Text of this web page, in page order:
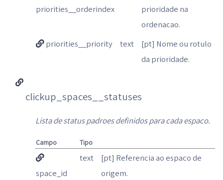
priorities__orderindex
prioridade na
ordenacao.
priorities__priority
text
[pt] Nome ou rotulo
da prioridade.
clickup_spaces__statuses
Lista de status padroes definidos para cada espaco.
Campo Tipo
space_id
text
[pt] Referencia ao espaco de
origem.